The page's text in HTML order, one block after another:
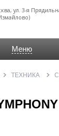
ул. 3-я
Меню
ТЕХНИКА